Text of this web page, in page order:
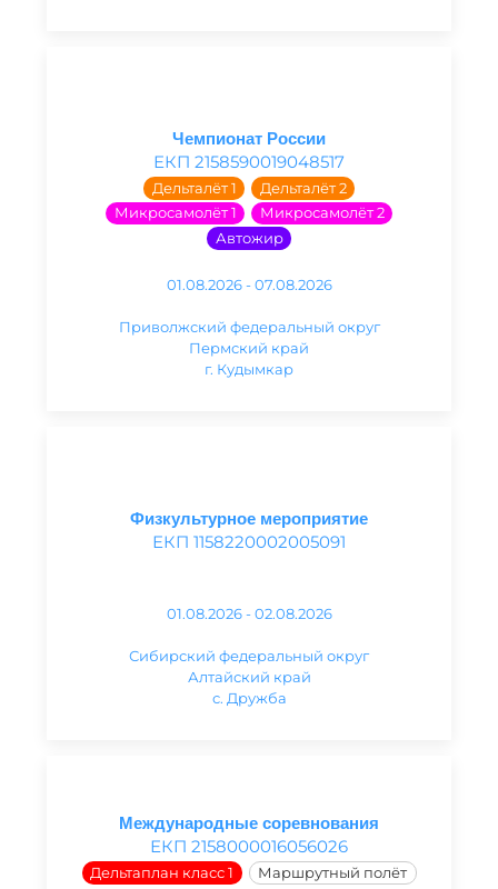
Чемпионат России
ЕКП 2158590019048517
Дельталёт 1
Дельталёт 2
Микросамолёт 1
Микросамолёт 2
Автожир
01.08.2026 - 07.08.2026
Приволжский федеральный округ
Пермский край
г. Кудымкар
Физкультурное мероприятие
ЕКП 1158220002005091
01.08.2026 - 02.08.2026
Сибирский федеральный округ
Алтайский край
с. Дружба
Международные соревнования
ЕКП 2158000016056026
Дельтаплан класс 1 Маршрутный полёт